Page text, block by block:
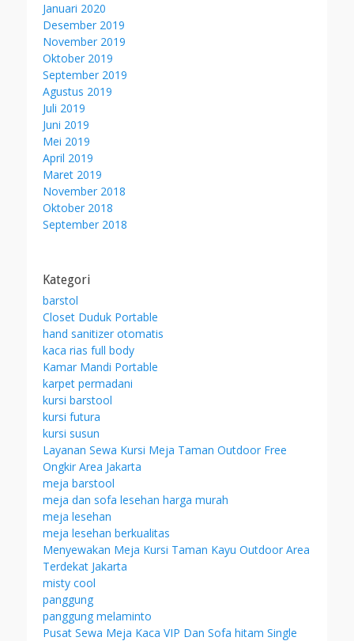
Januari 2020
Desember 2019
November 2019
Oktober 2019
September 2019
Agustus 2019
Juli 2019
Juni 2019
Mei 2019
April 2019
Maret 2019
November 2018
Oktober 2018
September 2018
Kategori
barstol
Closet Duduk Portable
hand sanitizer otomatis
kaca rias full body
Kamar Mandi Portable
karpet permadani
kursi barstool
kursi futura
kursi susun
Layanan Sewa Kursi Meja Taman Outdoor Free
Ongkir Area Jakarta
meja barstool
meja dan sofa lesehan harga murah
meja lesehan
meja lesehan berkualitas
Menyewakan Meja Kursi Taman Kayu Outdoor Area
Terdekat Jakarta
misty cool
panggung
panggung melaminto
Pusat Sewa Meja Kaca VIP Dan Sofa hitam Single